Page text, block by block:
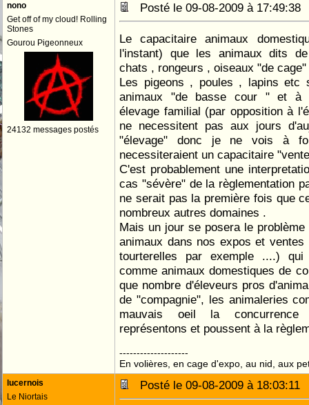
nono
Get off of my cloud! Rolling
Stones
Gourou Pigeonneux
24132 messages postés
Posté le 09-08-2009 à
Le capacitaire animaux
l'instant) que les animaux dits
chats , rongeurs , oiseaux "de
Les pigeons , poules , lapins etc
animaux "de basse cour " et à
élevage familial (par opposition à
ne necessitent pas aux jours
"élevage" donc je ne vois à
necessiteraient un capacitaire
C'est probablement une
cas "sévère" de la règlementation
ne serait pas la première fois que
nombreux autres domaines .
Mais un jour se posera le
animaux dans nos expos et
tourterelles par exemple ....)
comme animaux domestiques de
que nombre d'éleveurs pros
de "compagnie", les animaleries
mauvais oeil la concurrence
représentons et poussent à la
--------------------
En volières, en cage d'expo, au nid, aux
lucernois
Le Niortais
Posté le 09-08-2009 à